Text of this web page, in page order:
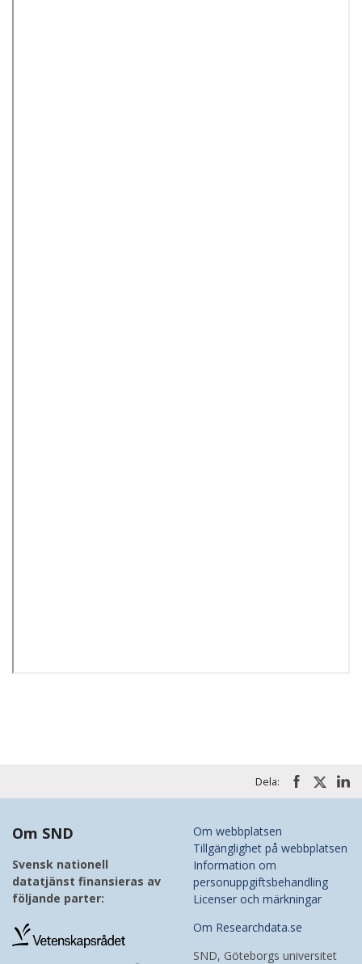
Dela:
Om SND
Svensk nationell
datatjänst finansieras av
följande parter:
Om webbplatsen
Tillgänglighet på webbplatsen
Information om
personuppgiftsbehandling
Licenser och märkningar
Om Researchdata.se
SND, Göteborgs universitet